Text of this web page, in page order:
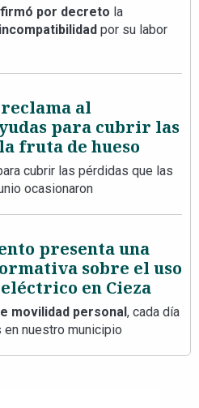
firmó por decreto la
por su labor
al
para cubrir las
fruta de hueso
cubrir las pérdidas que las
ocasionaron
presenta una
sobre el uso
en Cieza
movilidad personal , cada día
nuestro municipio